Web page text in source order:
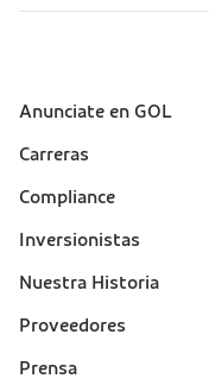
Sobre a Gol (footer)
Anunciate en GOL
Carreras
Compliance
Inversionistas
Nuestra Historia
Proveedores
Prensa